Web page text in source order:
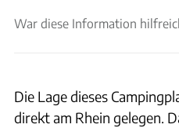
War diese Information
Die Lage dieses
direkt am Rhein gelegen.